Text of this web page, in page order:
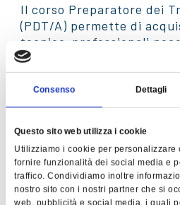
Consenso Dettagli
Questo sito web utilizza i cookie
Utilizziamo i cookie per personalizzare
fornire funzionalità dei social media e
traffico. Condividiamo inoltre
nostro sito con i nostri partner che si
web, pubblicità e social media, i quali
Il corso Preparatore dei
(PDT/A) permette di
tecnico-professionali
una delle professioni più
ferroviario.
In particolare il corso
operazioni di unione
veicoli;
predisposizione
comando dei